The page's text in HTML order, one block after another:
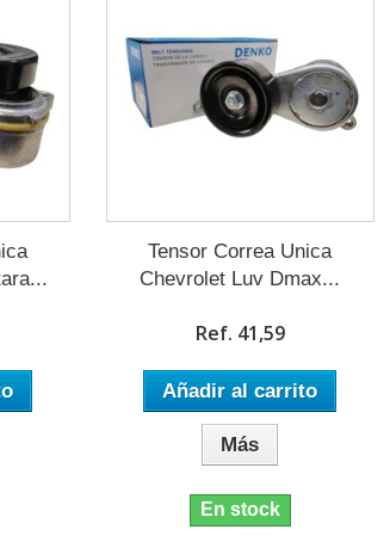
Tensor Correa Unica
Chevrolet Luv Dmax...
Ref. 41,59
Añadir al carrito
Más
En stock